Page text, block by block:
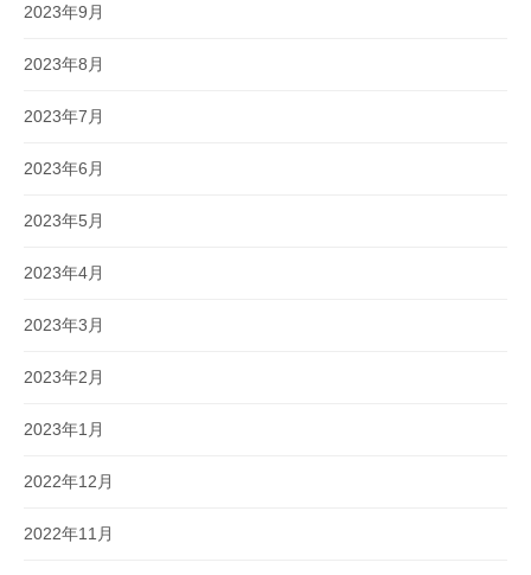
2023年9月
2023年8月
2023年7月
2023年6月
2023年5月
2023年4月
2023年3月
2023年2月
2023年1月
2022年12月
2022年11月